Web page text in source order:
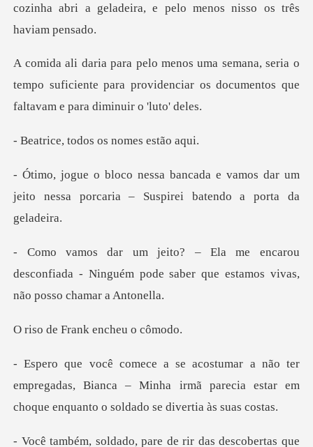
cozinha abri a geladeira, e
ria o
tempo suficiente para providenciar os docum
todos os nom
vamos dar um
jeito nessa porcaria – S
ou
desconfiada - Ninguém pode saber que e
Frank ench
empregadas, Bianca – Minha irmã parecia estar em
c
s descobertas que